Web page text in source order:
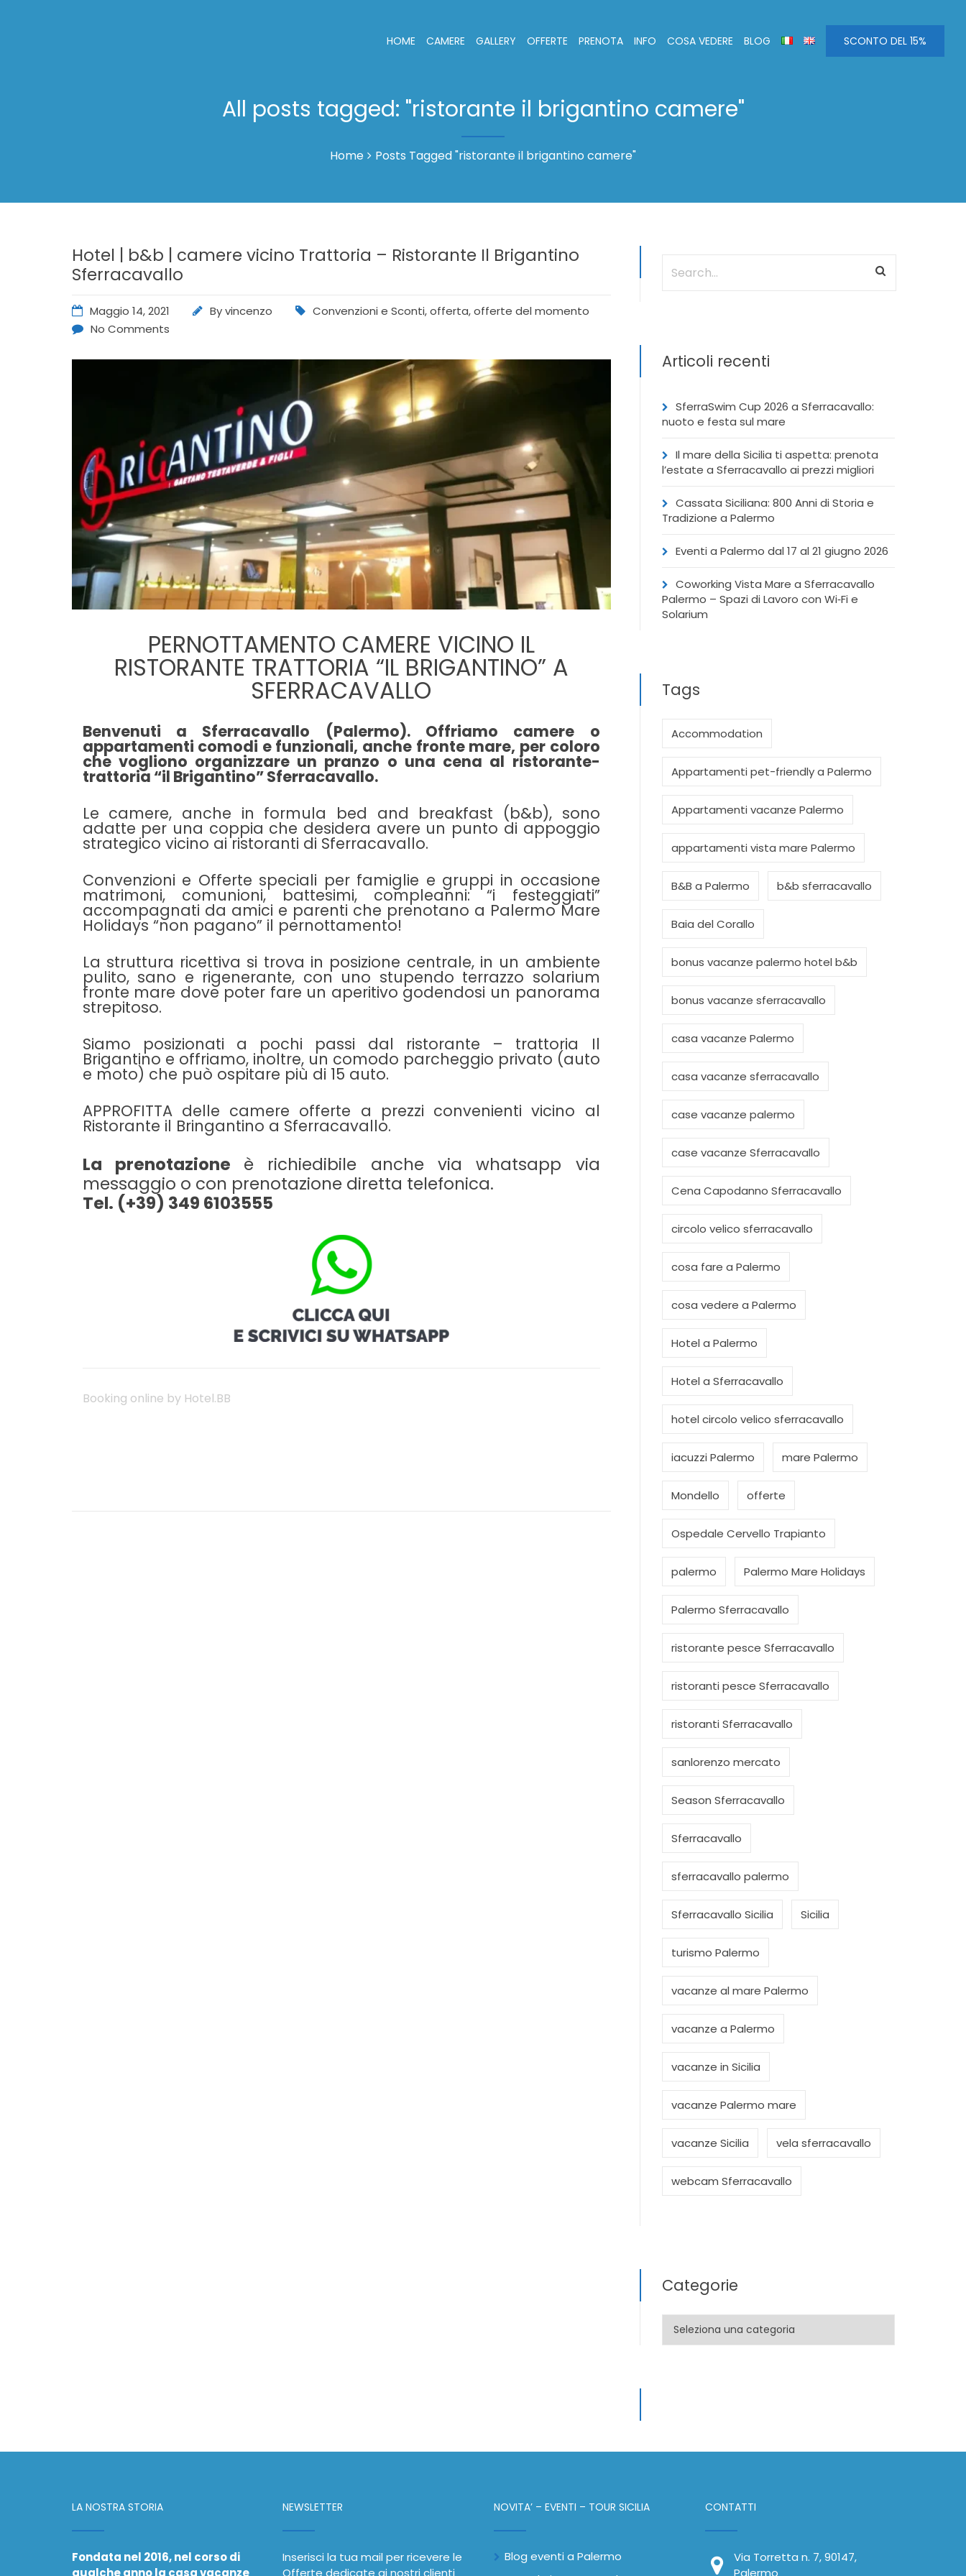
HOME CAMERE GALLERY OFFERTE PRENOTA INFO COSA VEDERE BLOG SCONTO DEL 15%
All posts tagged: "ristorante il brigantino camere"
Home Posts Tagged "ristorante il brigantino camere"
Hotel | b&b | camere vicino Trattoria – Ristorante Il Brigantino
Sferracavallo
Maggio 14, 2021 Byvincenzo Convenzioni e Sconti,offerta,offerte del momento
No Comments
PERNOTTAMENTO CAMERE VICINO IL
RISTORANTE TRATTORIA “IL BRIGANTINO” A
SFERRACAVALLO
Benvenuti a Sferracavallo (Palermo). Offriamo camere o
appartamenti comodi e funzionali, anche fronte mare, per coloro
che vogliono organizzare un pranzo o una cena al ristorante-
trattoria “il Brigantino” Sferracavallo.
Le camere, anche in formula bed and breakfast (b&b), sono
adatte per una coppia che desidera avere un punto di appoggio
strategico vicino ai ristoranti di Sferracavallo.
Convenzioni e Offerte speciali per famiglie e gruppi in occasione
matrimoni, comunioni, battesimi, compleanni: “i festeggiati”
accompagnati da amici e parenti che prenotano a Palermo Mare
Holidays “non pagano” il pernottamento!
La struttura ricettiva si trova in posizione centrale, in un ambiente
pulito, sano e rigenerante, con uno stupendo terrazzo solarium
fronte mare dove poter fare un aperitivo godendosi un panorama
strepitoso.
Siamo posizionati a pochi passi dal ristorante – trattoria Il
Brigantino e offriamo, inoltre, un comodo parcheggio privato (auto
e moto) che può ospitare più di 15 auto.
APPROFITTA delle camere offerte a prezzi convenienti vicino al
Ristorante il Bringantino a Sferracavallo.
La prenotazione è richiedibile anche via whatsapp via
messaggio o con prenotazione diretta telefonica.
Tel. (+39) 349 6103555
Booking online by Hotel.BB
Articoli recenti
SferraSwim Cup 2026 a Sferracavallo:
nuoto e festa sul mare
Il mare della Sicilia ti aspetta: prenota
l’estate a Sferracavallo ai prezzi migliori
Cassata Siciliana: 800 Anni di Storia e
Tradizione a Palermo
Eventi a Palermo dal 17 al 21 giugno 2026
Coworking Vista Mare a Sferracavallo
Palermo – Spazi di Lavoro con Wi‑Fi e
Solarium
Tags
Accommodation
Appartamenti pet-friendly a Palermo
Appartamenti vacanze Palermo
appartamenti vista mare Palermo
B&B a Palermo b&b sferracavallo
Baia del Corallo
bonus vacanze palermo hotel b&b
bonus vacanze sferracavallo
casa vacanze Palermo
casa vacanze sferracavallo
case vacanze palermo
case vacanze Sferracavallo
Cena Capodanno Sferracavallo
circolo velico sferracavallo
cosa fare a Palermo
cosa vedere a Palermo
Hotel a Palermo
Hotel a Sferracavallo
hotel circolo velico sferracavallo
iacuzzi Palermo mare Palermo
Mondello offerte
Ospedale Cervello Trapianto
palermo Palermo Mare Holidays
Palermo Sferracavallo
ristorante pesce Sferracavallo
ristoranti pesce Sferracavallo
ristoranti Sferracavallo
sanlorenzo mercato
Season Sferracavallo
Sferracavallo
sferracavallo palermo
Sferracavallo Sicilia Sicilia
turismo Palermo
vacanze al mare Palermo
vacanze a Palermo
vacanze in Sicilia
vacanze Palermo mare
vacanze Sicilia vela sferracavallo
webcam Sferracavallo
Categorie
Categorie
LA NOSTRA STORIA
Fondata nel 2016, nel corso di
qualche anno la casa vacanze
NEWSLETTER
Inserisci la tua mail per ricevere le
Offerte dedicate ai nostri clienti
NOVITA’ – EVENTI – TOUR SICILIA
Blog eventi a Palermo
CONTATTI
Via Torretta n. 7, 90147,
Palermo